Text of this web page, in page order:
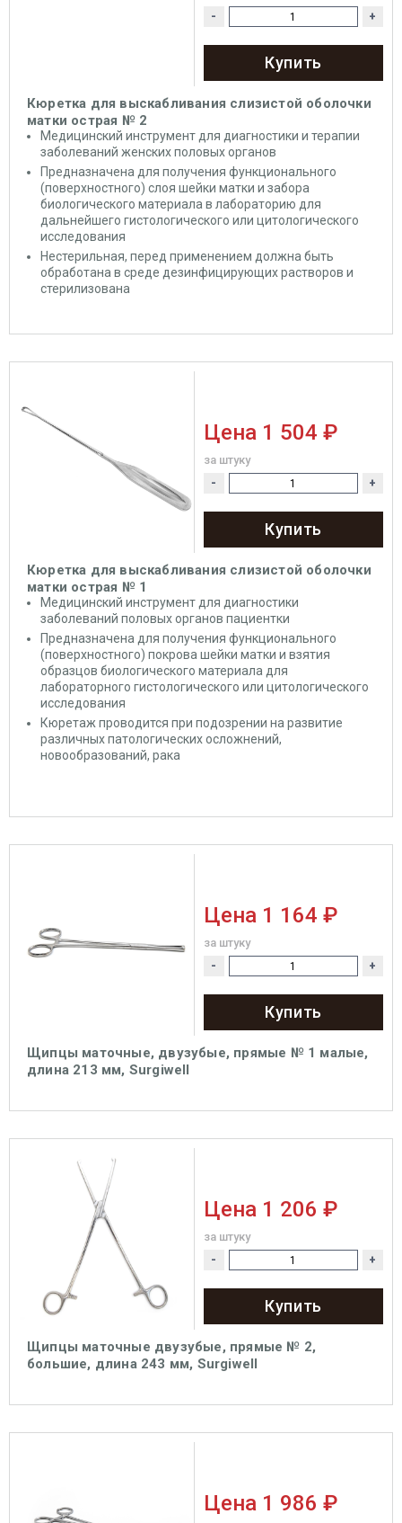
Кюретка для выскабливания слизистой оболочки
матки острая № 2
Медицинский инструментдля диагностики и терапии
заболеваний женских половых органов
Предназначена для получения функционального
(поверхностного) слоя шейки матки и забора
биологического материала в лабораторию для
дальнейшего гистологического или цитологического
исследования
Нестерильная, перед применением должна быть
обработана в среде дезинфицирующих растворов и
стерилизована
- +
Купить
Кюретка для выскабливания слизистой оболочки
матки острая № 1
Медицинский инструментдля диагностики
заболеваний половых органов пациентки
Предназначена для получения функционального
(поверхностного) покрова шейки матки и взятия
образцов биологического материала для
лабораторного гистологического или цитологического
исследования
Кюретаж проводится при подозрении на развитие
различных патологических осложнений,
новообразований, рака
Цена 1 504 ₽
за штуку
- +
Купить
Щипцы маточные, двузубые, прямые № 1 малые,
длина 213 мм, Surgiwell
Цена 1 164 ₽
за штуку
- +
Купить
Щипцы маточные двузубые, прямые № 2,
большие, длина 243 мм, Surgiwell
Цена 1 206 ₽
за штуку
- +
Купить
Цена 1 986 ₽